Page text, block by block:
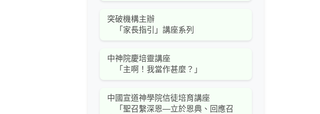
突破機構主辦
「家長指引」講座系列
中神院慶培靈講座
「主啊！我當作甚麼？」
中國宣道神學院信徒培育講座
「聖召繫深恩—立於恩典、回應召